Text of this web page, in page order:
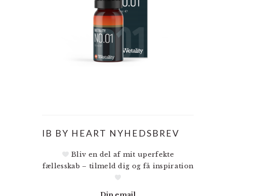
IB BY HEART NYHEDSBREV
Bliv en del af mit uperfekte
fællesskab – tilmeld dig og få inspiration